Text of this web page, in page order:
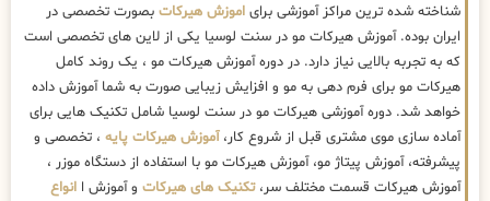
شناخته شده ترین مراکز آموزشی برای اموزش هیرکات بصورت تخصصی در
ایران بوده. آموزش هیرکات مو در سنت لوسیا یکی از لاین های تخصصی است
که به تجربه بالایی نیاز دارد. در دوره آموزش هیرکات مو ، یک روند کامل
هیرکات مو برای فرم دهی به مو و افزایش زیبایی صورت به شما آموزش داده
خواهد شد. دوره آموزشی هیرکات مو در سنت لوسیا شامل تکنیک هایی برای
آماده سازی موی مشتری قبل از شروع کار،آموزش هیرکات پایه ، تخصصی و
پیشرفته، آموزش پیتاژ مو، آموزش هیرکات مو با استفاده از دستگاه موزر ،
آموزش هیرکات قسمت مختلف سر،تکنیک های هیرکات و آموزش ا انواع